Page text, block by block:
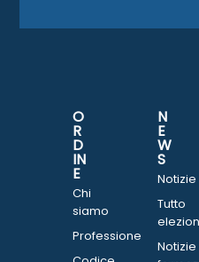
O
R
D
IN
E
Chi
siamo
Professione
N
E
W
S
Notizie
Tutto
Notizie